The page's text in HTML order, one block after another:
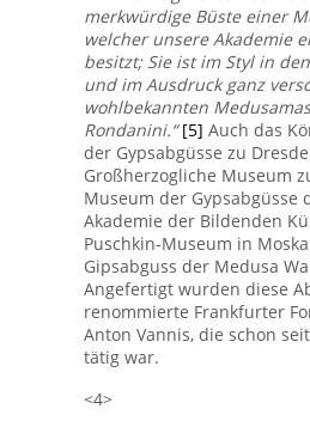
merkwürdige Büste einer
welcher unsere Akademie
besitzt; Sie ist im Styl in
und im Ausdruck ganz
wohlbekannten
Rondanini.“[5] Auch das
der Gypsabgüsse zu
Großherzogliche Museum
Museum der Gypsabgüsse
Akademie der Bildenden
Puschkin-Museum in
Gipsabguss der Medusa
Angefertigt wurden diese
renommierte Frankfurter
Anton Vannis, die schon
tätig war.
<4>